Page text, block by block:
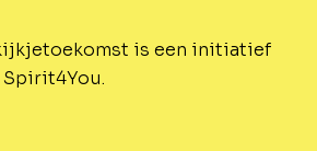
is een initiatief
Spirit4You.